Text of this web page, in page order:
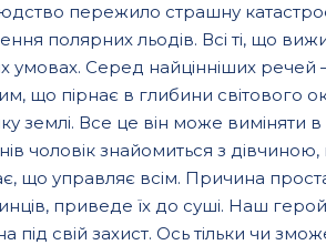
пережило страшну
полярних льодів. Всі ті, що
умовах. Серед найцінніших речей
що пірнає в глибини світового
землі. Все це він може виміняти в
чоловік знайомиться з дівчиною,
що управляє всім. Причина
приведе їх до суші. Наш
під свій захист. Ось тільки чи